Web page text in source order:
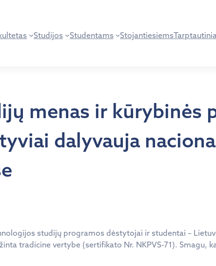
Studijos Studentams Stojantiesiems
menas ir kūrybinės
dalyvauja
studijų programos dėstytojai ir studentai –
tradicine vertybe (sertifikato Nr. NKPVS-71). Smagu,